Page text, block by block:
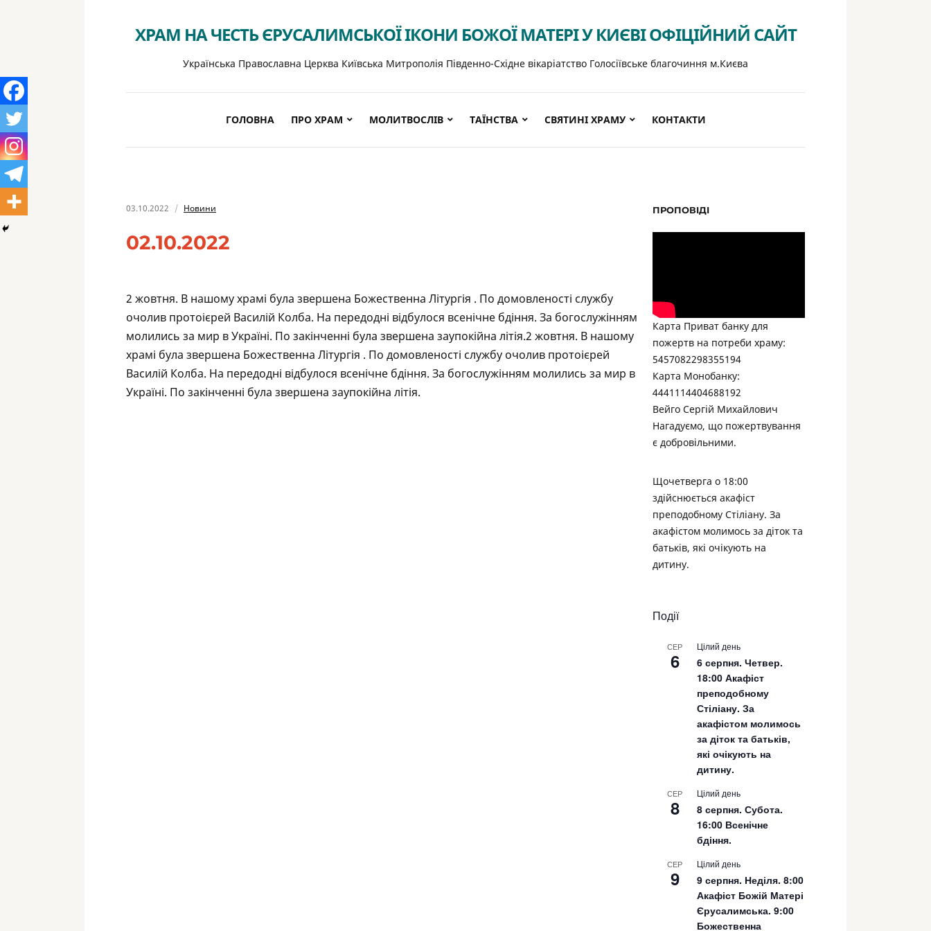
ХРАМ НА ЧЕСТЬ ЄРУСАЛИМСЬКОЇ ІКОНИ БОЖОЇ МАТЕРІ У КИЄВІ ОФІЦІЙНИЙ САЙТ
Українська Православна Церква Київська Митрополія Південно-Східне вікаріатство Голосіївське благочиння м.Києва
ГОЛОВНА ПРО ХРАМ МОЛИТВОСЛІВ ТАЇНСТВА СВЯТИНІ ХРАМУ КОНТАКТИ
03.10.2022 Новини
02.10.2022
2 жовтня. В нашому храмі була звершена Божественна Літургія . По домовленості службу
очолив протоієрей Василій Колба. На передодні відбулося всенічне бдіння. За богослужінням
молились за мир в Україні. По закінченні була звершена заупокійна літія.2 жовтня. В нашому
храмі була звершена Божественна Літургія . По домовленості службу очолив протоієрей
Василій Колба. На передодні відбулося всенічне бдіння. За богослужінням молились за мир в
Україні. По закінченні була звершена заупокійна літія.
ПРОПОВІДІ
Карта Приват банку для
пожертв на потреби храму:
5457082298355194
Карта Монобанку:
4441114404688192
Вейго Сергій Михайлович
Нагадуємо, що пожертвування
є добровільними.
Щочетверга о 18:00
здійснюється акафіст
преподобному Стіліану. За
акафістом молимось за діток та
батьків, які очікують на
дитину.
Події
СЕР
6
Цілий день
6 серпня. Четвер.
18:00 Акафіст
преподобному
Стіліану. За
акафістом молимось
за діток та батьків,
які очікують на
дитину.
СЕР
8
Цілий день
8 серпня. Субота.
16:00 Всенічне
бдіння.
СЕР
9
Цілий день
9 серпня. Неділя. 8:00
Акафіст Божій Матері
Єрусалимська. 9:00
Божественна